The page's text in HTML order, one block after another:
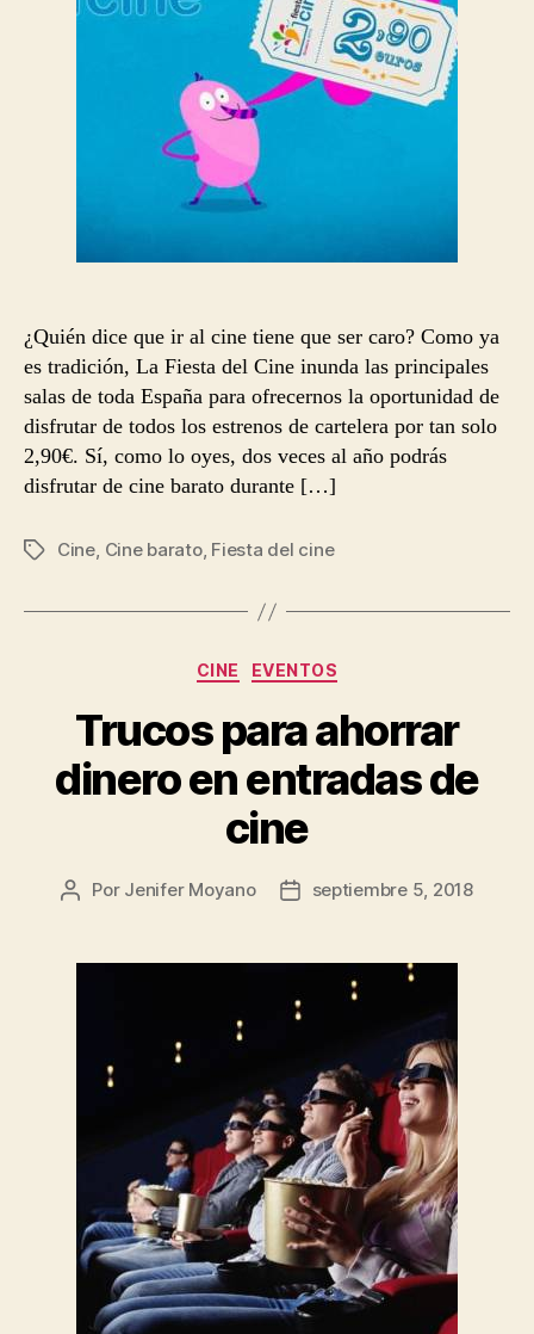
¿Quién dice que ir al cine tiene que ser caro? Como ya
es tradición, La Fiesta del Cine inunda las principales
salas de toda España para ofrecernos la oportunidad de
disfrutar de todos los estrenos de cartelera por tan solo
2,90€. Sí, como lo oyes, dos veces al año podrás
disfrutar de cine barato durante […]
Etiquetas
Cine, Cine barato, Fiesta del cine
Categorías
CINE EVENTOS
Trucos para ahorrar
dinero en entradas de
cine
Autor
entrada
Por Jenifer Moyano
Fecha
entrada
septiembre 5, 2018